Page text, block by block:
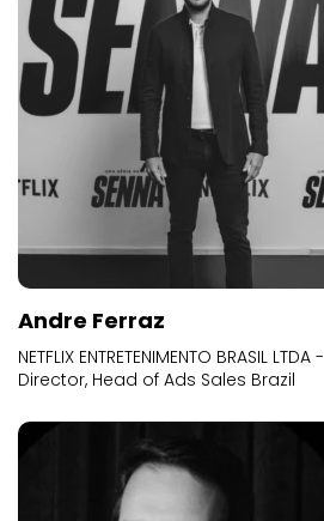
Andre Ferraz
NETFLIX ENTRETENIMENTO BRASIL LTDA -
Director, Head of Ads Sales Brazil